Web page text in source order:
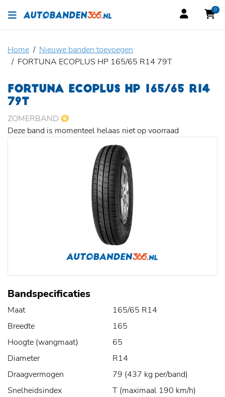
0
Home
Nieuwe banden toevoegen
FORTUNA ECOPLUS HP 165/65 R14 79T
FORTUNA ECOPLUS HP 165/65 R14
79T
ZOMERBAND
Deze band is momenteel helaas niet op voorraad
Bandspecificaties
Maat
165/65 R14
Breedte
165
Hoogte (wangmaat)
65
Diameter
R14
Draagvermogen
79 (437 kg per/band)
Snelheidsindex
T (maximaal 190 km/h)